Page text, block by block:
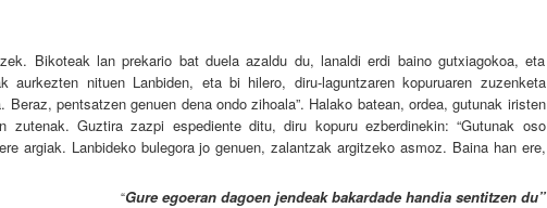
Bikoteak lan prekario bat duela azaldu du, lanaldi erdi baino gutxiagokoa, eta
aurkezten nituen Lanbiden, eta bi hilero, diru-laguntzaren kopuruaren zuzenketa
pentsatzen genuen dena ondo zihoala”. Halako batean, ordea, gutunak iristen
Guztira zazpi espediente ditu, diru kopuru ezberdinekin: “Gutunak oso
argiak. Lanbideko bulegora jo genuen, zalantzak argitzeko asmoz. Baina han ere,
“Gure egoeran dagoen jendeak bakardade handia sentitzen du”